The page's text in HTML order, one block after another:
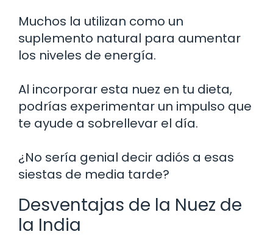
Muchos la utilizan como un
suplemento natural para aumentar
los niveles de energía.
Al incorporar esta nuez en tu dieta,
podrías experimentar un impulso que
te ayude a sobrellevar el día.
¿No sería genial decir adiós a esas
siestas de media tarde?
Desventajas de la Nuez de
la India